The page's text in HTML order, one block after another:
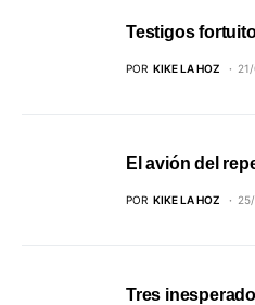
Testigos
POR KIKE LA HOZ
El avión del
POR KIKE LA HOZ
Tres